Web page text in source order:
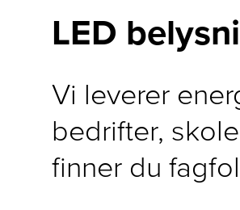
LED
Vi leverer
bedrifter,
finner du